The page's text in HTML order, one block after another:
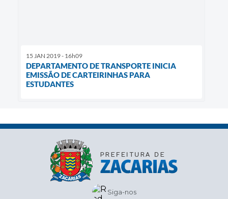
15 JAN 2019 - 16h09
DEPARTAMENTO DE TRANSPORTE INICIA
EMISSÃO DE CARTEIRINHAS PARA
ESTUDANTES
Siga-nos